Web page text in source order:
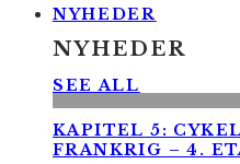
NYHEDER
NYHEDER
SEE ALL
KAPITEL 5:
FRANKRIG – 4.